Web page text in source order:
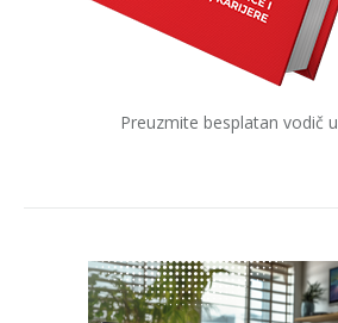
Preuzmite besplatan vodič